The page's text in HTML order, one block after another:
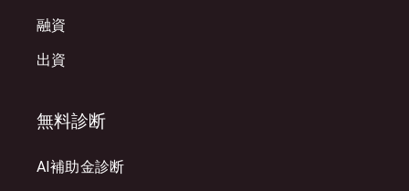
融資
出資
無料診断
AI補助金診断